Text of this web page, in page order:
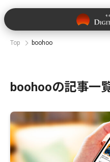
Top boohoo
boohooの記事一